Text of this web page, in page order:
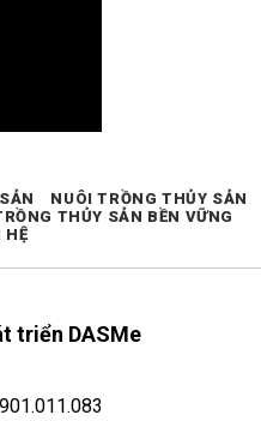
triển DASMe
NUÔI TRỒNG THỦY SẢN
THỦY SẢN BỀN VỮNG
HỆ